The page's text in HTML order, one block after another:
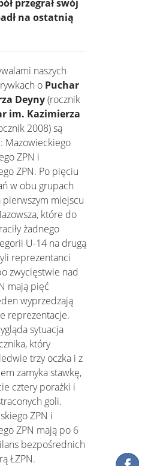
przegrał swój
na ostatnią
naszych
o Puchar
Deyny(rocznik
im. Kazimierza
2008) są
Mazowieckiego
ZPN i
ZPN. Po pięciu
w obu grupach
miejscu
które do
żadnego
U-14 na drugą
reprezentanci
zwycięstwie nad
mają pięć
wyprzedzają
reprezentacje.
sytuacja
który
trzy oczka i z
zamyka stawkę,
cztery porażki i
goli.
ZPN i
ZPN mają po 6
bezpośrednich
ŁZPN.